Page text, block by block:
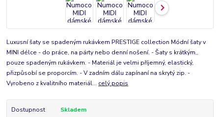
Luxusní šaty se spadeným rukávkem PRESTIGE collection Módní šaty v
MINI délce - do práce, na párty nebo denní nošení. - Šaty s krátkým,,
pouze spadeným rukávkem. - Materiál je velmi příjemný, elastický,
přizpůsobí se proporcím. - V zadním dálu zapínaní na skrytý zip. -
Vyrobeno z kvalitního materiál... celý popis
Dostupnost
Skladem